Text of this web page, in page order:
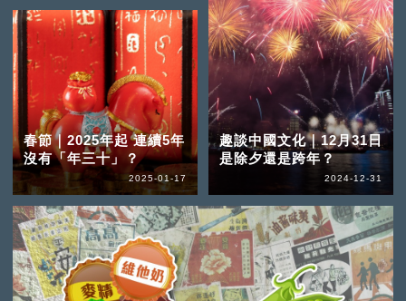
春節｜2025年起 連續5年
沒有「年三十」？
2025-01-17
趣談中國文化｜12月31日
是除夕還是跨年？
2024-12-31